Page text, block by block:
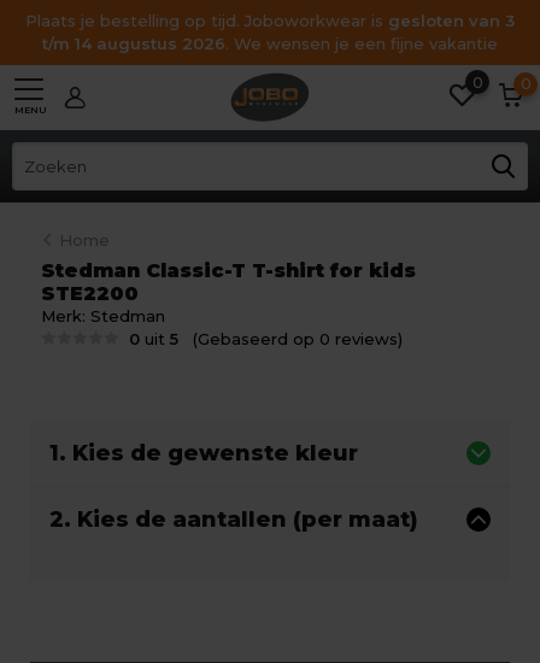
Plaats je bestelling op tijd. Joboworkwear is gesloten van 3
t/m 14 augustus 2026. We wensen je een fijne vakantie
MENU
0 0
Home
Stedman Classic-T T-shirt for kids
STE2200
Merk: Stedman
0 uit5 (Gebaseerd op 0 reviews)
1. Kies de gewenste kleur
2. Kies de aantallen (per maat)